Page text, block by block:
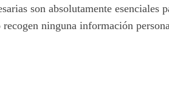
son absolutamente
recogen ninguna información